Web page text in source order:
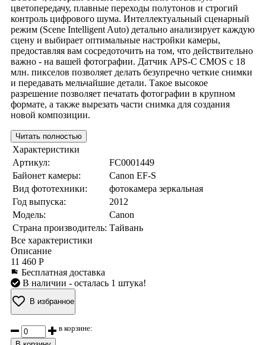
цветопередачу, плавные переходы полутонов и строгий
контроль цифрового шума. Интеллектуальный сценарный
режим (Scene Intelligent Auto) детально анализирует каждую
сцену и выбирает оптимальные настройки камеры,
предоставляя вам сосредоточить на том, что действительно
важно - на вашей фотографии. Датчик APS-C CMOS с 18
млн. пикселов позволяет делать безупречно четкие снимки
и передавать мельчайшие детали. Такое высокое
разрешение позволяет печатать фотографии в крупном
формате, а также вырезать части снимка для создания
новой композиции.
Читать полностью
Характеристики
Артикул:
FC0001449
Байонет камеры:
Canon EF-S
Вид фототехники:
фотокамера зеркальная
Год выпуска:
2012
Модель:
Canon
Страна производитель: Тайвань
Все характеристики
Описание
11 460 Р
Бесплатная доставка
В наличии - осталась 1 штука!
В избранное
в корзине: